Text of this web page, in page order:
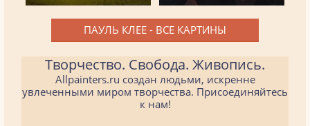
ПАУЛЬ КЛЕЕ - ВСЕ КАРТИНЫ
Творчество. Свобода. Живопись.
Allpainters.ru создан людьми, искренне
увлеченными миром творчества. Присоединяйтесь
к нам!